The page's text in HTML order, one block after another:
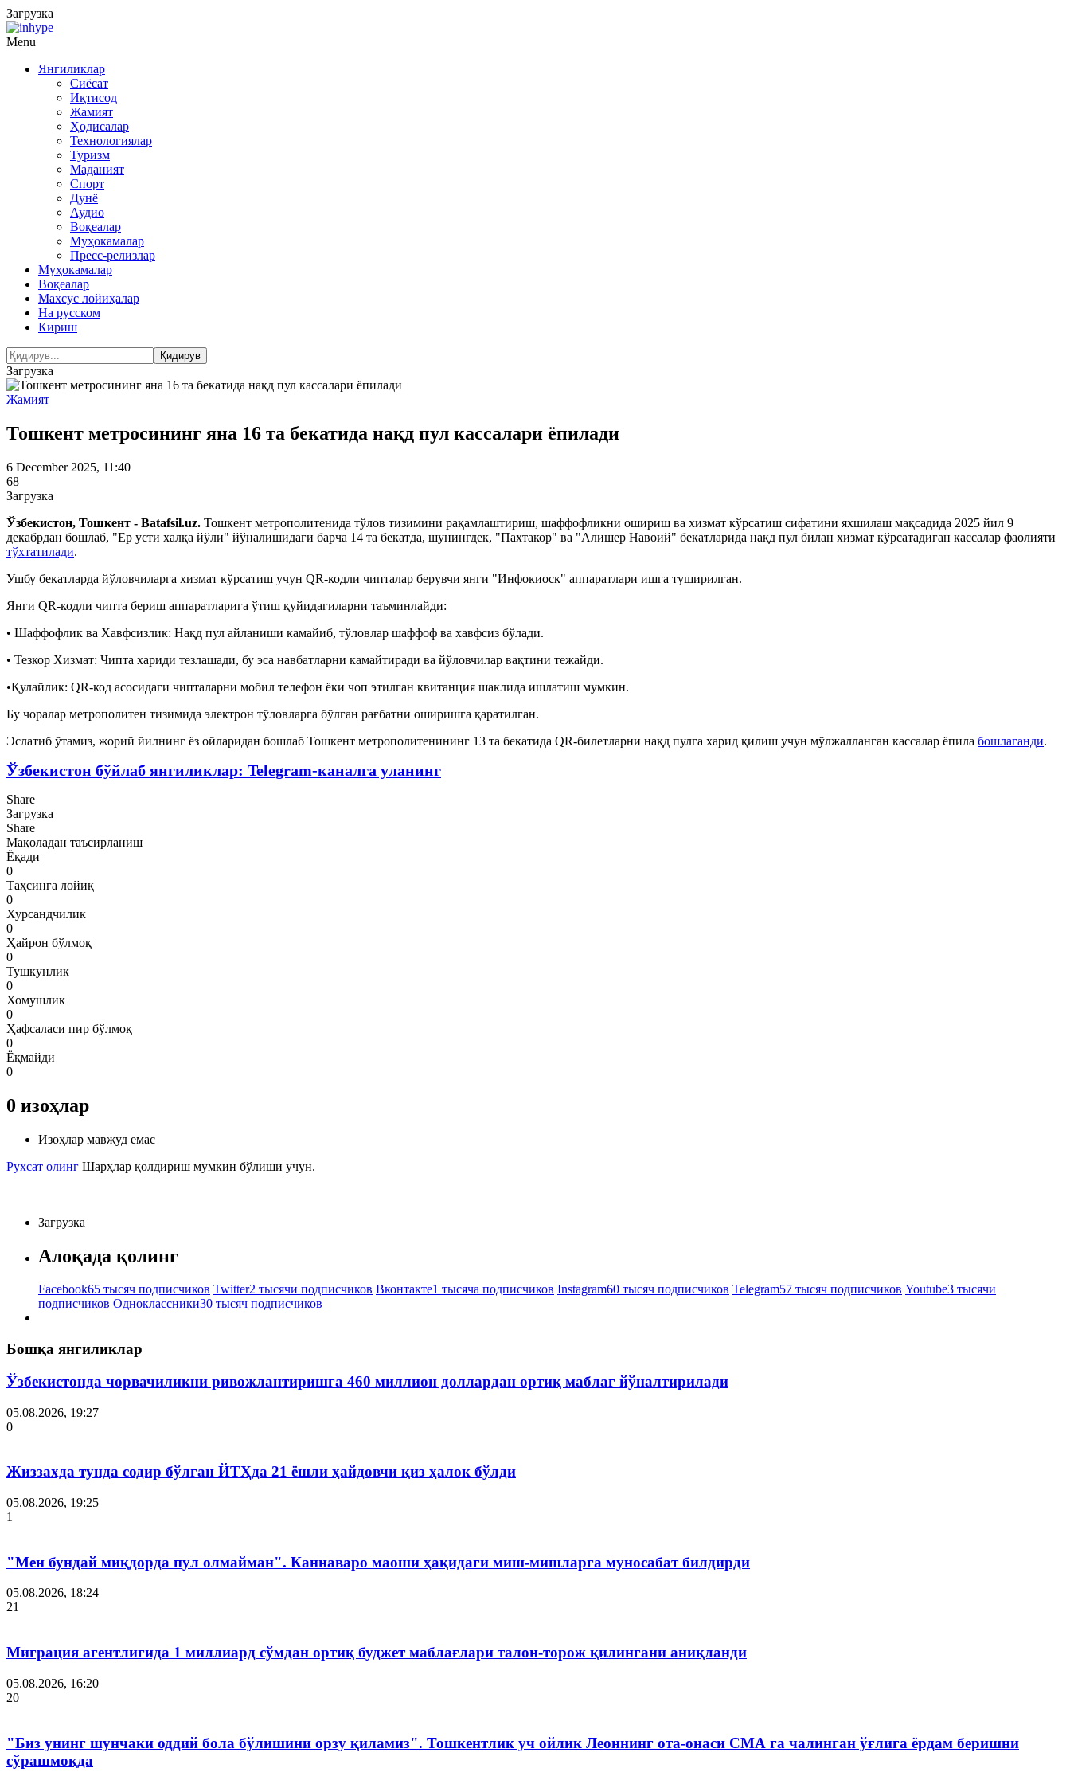
Загрузка
Menu
Янгиликлар
Сиёсат
Иқтисод
Жамият
Ҳодисалар
Технологиялар
Туризм
Маданият
Спорт
Дунё
Аудио
Воқеалар
Муҳокамалар
Пресс-релизлар
Муҳокамалар
Воқеалар
Махсус лойиҳалар
На русском
Кириш
Загрузка
Жамият
Тошкент метросининг яна 16 та бекатида нақд пул кассалари ёпилади
6 December 2025, 11:40
68
Загрузка
Ўзбекистон, Тошкент - Batafsil.uz. Тошкент метрополитенида тўлов тизимини рақамлаштириш, шаффофликни ошириш ва хизмат кўрсатиш сифатини яхшилаш мақсадида 2025 йил 9
декабрдан бошлаб, "Ер усти халқа йўли" йўналишидаги барча 14 та бекатда, шунингдек, "Пахтакор" ва "Алишер Навоий" бекатларида нақд пул билан хизмат кўрсатадиган кассалар фаолияти
тўхтатилади.
Ушбу бекатларда йўловчиларга хизмат кўрсатиш учун QR-кодли чипталар берувчи янги "Инфокиоск" аппаратлари ишга туширилган.
Янги QR-кодли чипта бериш аппаратларига ўтиш қуйидагиларни таъминлайди:
• Шаффофлик ва Хавфсизлик: Нақд пул айланиши камайиб, тўловлар шаффоф ва хавфсиз бўлади.
• Тезкор Хизмат: Чипта хариди тезлашади, бу эса навбатларни камайтиради ва йўловчилар вақтини тежайди.
•Қулайлик: QR-код асосидаги чипталарни мобил телефон ёки чоп этилган квитанция шаклида ишлатиш мумкин.
Бу чоралар метрополитен тизимида электрон тўловларга бўлган рағбатни оширишга қаратилган.
Эслатиб ўтамиз, жорий йилнинг ёз ойларидан бошлаб Тошкент метрополитенининг 13 та бекатида QR-билетларни нақд пулга харид қилиш учун мўлжалланган кассалар ёпила бошлаганди.
Ўзбекистон бўйлаб янгиликлар: Telegram-каналга уланинг
Share
Загрузка
Share
Мақоладан таъсирланиш
Ёқади
0
Таҳсинга лойиқ
0
Хурсандчилик
0
Ҳайрон бўлмоқ
0
Тушкунлик
0
Хомушлик
0
Ҳафсаласи пир бўлмоқ
0
Ёқмайди
0
0 изоҳлар
Изоҳлар мавжуд емас
Рухсат олинг Шарҳлар қолдириш мумкин бўлиши учун.
Загрузка
Алоқада қолинг
Facebook65 тысяч подписчиков Twitter2 тысячи подписчиков Вконтакте1 тысяча подписчиков Instagram60 тысяч подписчиков Telegram57 тысяч подписчиков Youtube3 тысячи
подписчиков Одноклассники30 тысяч подписчиков
Бошқа янгиликлар
Ўзбекистонда чорвачиликни ривожлантиришга 460 миллион доллардан ортиқ маблағ йўналтирилади
05.08.2026, 19:27
0
Жиззахда тунда содир бўлган ЙТҲда 21 ёшли ҳайдовчи қиз ҳалок бўлди
05.08.2026, 19:25
1
"Мен бундай миқдорда пул олмайман". Каннаваро маоши ҳақидаги миш-мишларга муносабат билдирди
05.08.2026, 18:24
21
Миграция агентлигида 1 миллиард сўмдан ортиқ буджет маблағлари талон-торож қилингани аниқланди
05.08.2026, 16:20
20
"Биз унинг шунчаки оддий бола бўлишини орзу қиламиз". Тошкентлик уч ойлик Леоннинг ота-онаси СМА га чалинган ўғлига ёрдам беришни
сўрашмоқда